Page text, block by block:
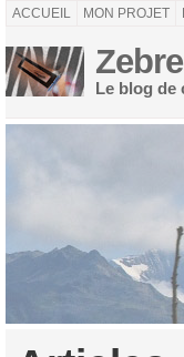
ACCUEIL MON PROJET
Le blog de